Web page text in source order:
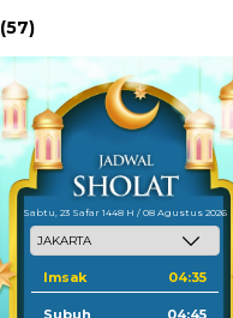
(57)
Sabtu, 23 Safar 1448 H / 08 Agustus 2026
Imsak 04:35
Subuh 04:45